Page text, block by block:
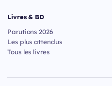
Livres & BD
Parutions 2026
Les plus attendus
Tous les livres